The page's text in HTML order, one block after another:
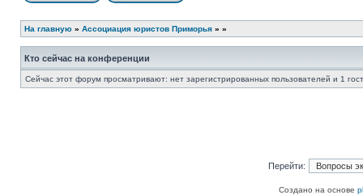
На главную » Ассоциация юристов Приморья » »
Кто сейчас на конференции
Сейчас этот форум просматривают: нет зарегистрированных пользователей и 1
Перейти:
Создано на основе